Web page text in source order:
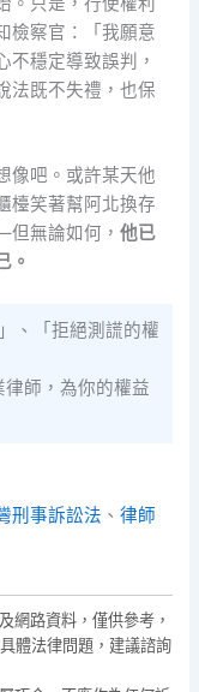
察官：「我願意
不穩定導致誤判，
法既不失禮，也保
像吧。或許某天他
檯笑著幫阿北換存
但無論如何，他已
。
、「拒絕測謊的權
律師，為你的權益
刑事訴訟法 、律師
網路資料，僅供參考，
體法律問題，建議諮詢